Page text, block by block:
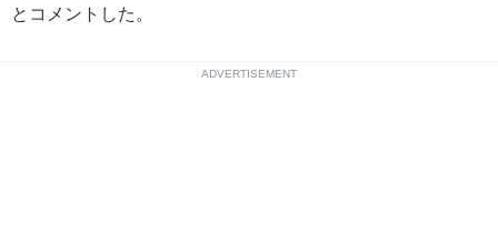
とコメントした。
ADVERTISEMENT